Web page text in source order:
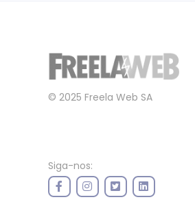
© 2025 Freela Web SA
Siga-nos: